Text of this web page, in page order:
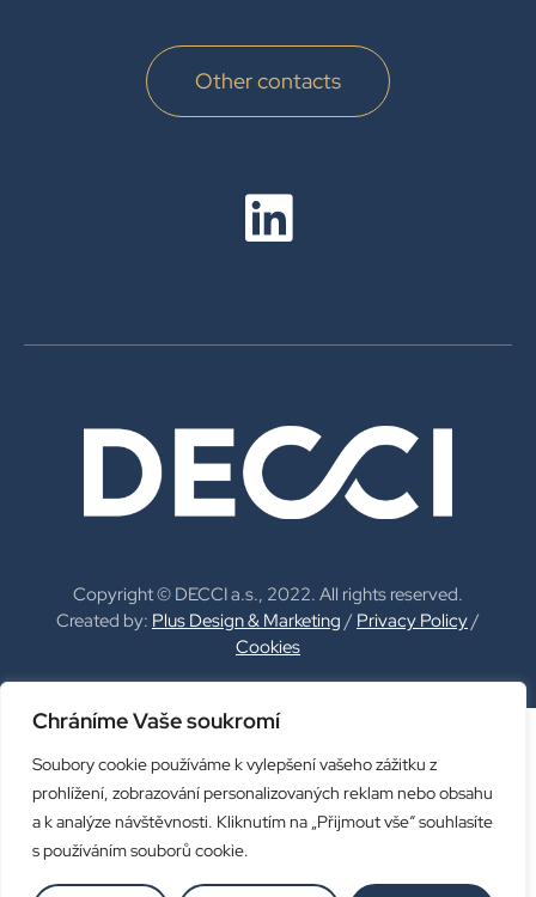
Chráníme Vaše soukromí
Soubory cookie používáme k vylepšení vašeho zážitku z
prohlížení, zobrazování personalizovaných reklam nebo obsahu
a k analýze návštěvnosti. Kliknutím na „Přijmout vše“ souhlasíte
s používáním souborů cookie.
Other contacts
Copyright © DECCI a.s., 2022. All rights reserved.
Created by: Plus Design & Marketing / Privacy Policy/
Cookies